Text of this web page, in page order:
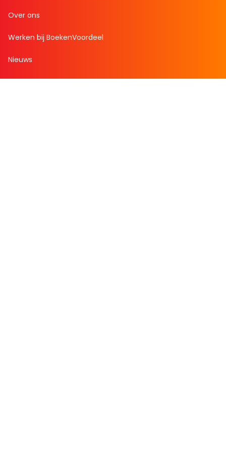
Over ons
Werken bij BoekenVoordeel
Nieuws
Zakelijk bestellen